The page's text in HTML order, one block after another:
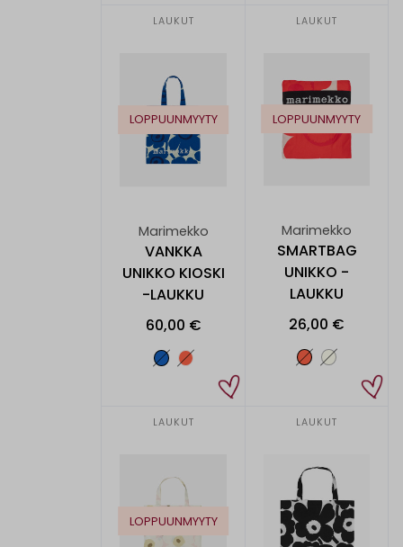
LAUKUT
LOPPUUNMYYTY
Marimekko
VANKKA
UNIKKO KIOSKI
-LAUKKU
60,00 €
LAUKUT
LOPPUUNMYYTY
Marimekko
SMARTBAG
UNIKKO -
LAUKKU
26,00 €
LAUKUT
LOPPUUNMYYTY
LAUKUT